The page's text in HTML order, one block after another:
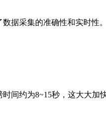
据采集的准确性和实时性。
间约为8~15秒，这大大加